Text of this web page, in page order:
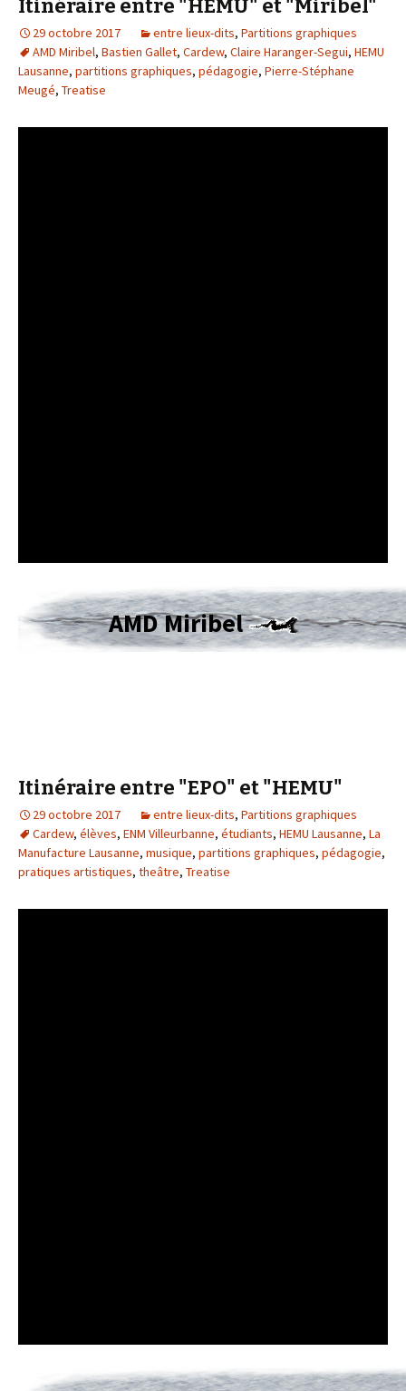
Itinéraire entre "HEMU" et "Miribel"
29 octobre 2017 entre lieux-dits, Partitions graphiques
AMD Miribel, Bastien Gallet, Cardew, Claire Haranger-Segui, HEMU
Lausanne, partitions graphiques, pédagogie, Pierre-Stéphane
Meugé, Treatise
AMD Miribel
Itinéraire entre "EPO" et "HEMU"
29 octobre 2017 entre lieux-dits, Partitions graphiques
Cardew, élèves, ENM Villeurbanne, étudiants, HEMU Lausanne, La
Manufacture Lausanne, musique, partitions graphiques, pédagogie,
pratiques artistiques, theâtre, Treatise